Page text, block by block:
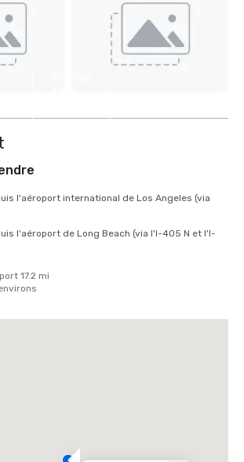
l'aéroport international de Los Angeles (via
l'aéroport de Long Beach (via l'I-405 N et l'I-
17.2 mi